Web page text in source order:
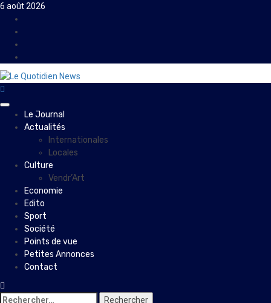
Skip
content
6 août 2026
PrimaryLe Journal
Actualités
Internationales
Locales
Culture
Vendr’Art
Economie
Edito
Sport
Société
Points de vue
Petites Annonces
Contact
Rechercher :